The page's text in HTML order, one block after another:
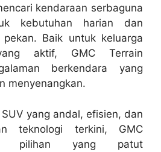
kendaraan serbaguna
kebutuhan harian dan
Baik untuk keluarga
aktif, GMC Terrain
berkendara yang
menyenangkan.
yang andal, efisien, dan
teknologi terkini, GMC
pilihan yang patut